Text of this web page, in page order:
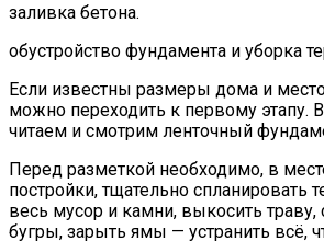
заливка бетона.
обустройство фундамента и уборка
Если известны размеры дома и
можно переходить к первому этапу.
читаем и смотрим ленточный
Перед разметкой необходимо, в
постройки, тщательно спланировать
весь мусор и камни, выкосить траву,
бугры, зарыть ямы — устранить всё,